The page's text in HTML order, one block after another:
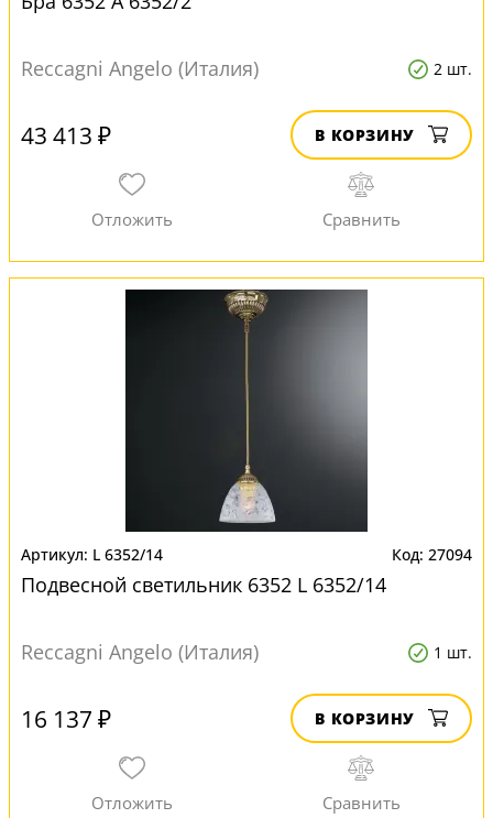
Reccagni Angelo (Италия) 2 шт.
43 413 ₽ В КОРЗИНУ
L 6352/14 27094
Подвесной светильник 6352 L 6352/14
Reccagni Angelo (Италия) 1 шт.
16 137 ₽ В КОРЗИНУ